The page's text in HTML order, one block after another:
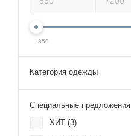
850
Категория одежды
Специальные предложения
ХИТ (3)